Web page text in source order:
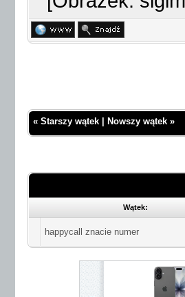
« Starszy wątek Nowszy wątek »
Wątek:
happycall znacie numer